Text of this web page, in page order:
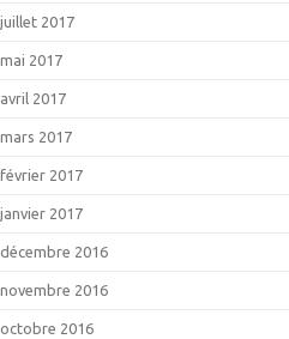
juillet 2017
mai 2017
avril 2017
mars 2017
février 2017
janvier 2017
décembre 2016
novembre 2016
octobre 2016